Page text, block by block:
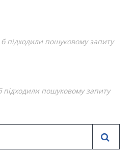
підходили пошуковому запиту
підходили пошуковому запиту